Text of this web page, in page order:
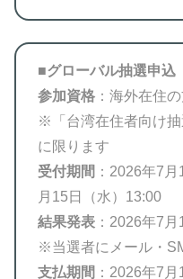
■グローバル抽選申込
参加資格 ：海外在住
※「台湾在住者向け
に限ります
受付期間 ：2026年7
月15日（水）13:00
結果発表 ：2026年7
※当選者にメール・
支払期間 ：2026年7